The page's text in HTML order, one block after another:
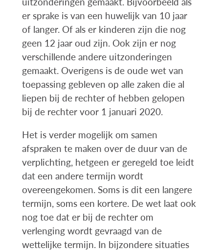
er sprake is van een huwelijk van 10 jaar
of langer. Of als er kinderen zijn die nog
geen 12 jaar oud zijn. Ook zijn er nog
verschillende andere uitzonderingen
gemaakt. Overigens is de oude wet van
toepassing gebleven op alle zaken die al
liepen bij de rechter of hebben gelopen
bij de rechter voor 1 januari 2020.
Het is verder mogelijk om samen
afspraken te maken over de duur van de
verplichting, hetgeen er geregeld toe leidt
dat een andere termijn wordt
overeengekomen. Soms is dit een langere
termijn, soms een kortere. De wet laat ook
nog toe dat er bij de rechter om
verlenging wordt gevraagd van de
wettelijke termijn. In bijzondere situaties